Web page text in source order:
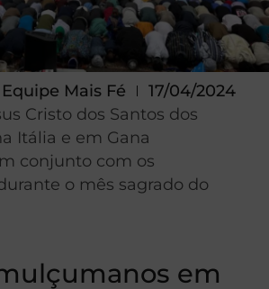
Equipe Mais Fé
17/04/2024
Cristo dos Santos dos
Itália e em Gana
conjunto com os
o mês sagrado do
em